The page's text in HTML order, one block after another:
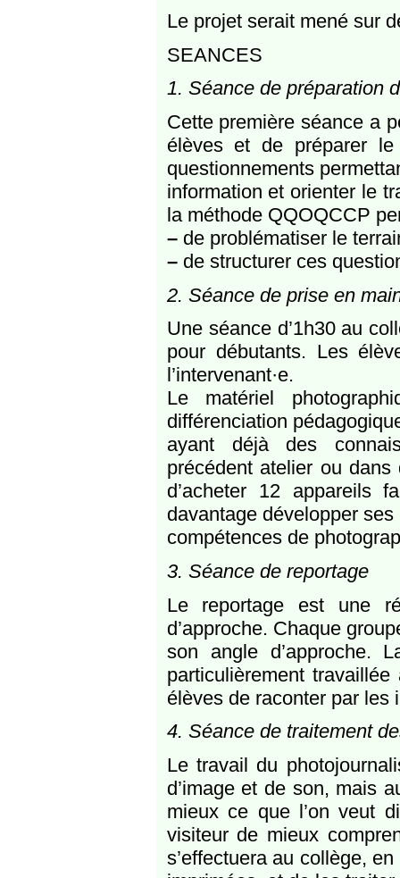
Le projet serait mené sur
SEANCES
1. Séance de préparation
Cette première séance a
élèves et de préparer
questionnements
information et orienter le
la méthode QQOQCCP
–de problématiser le
–de structurer ces
2. Séance de prise en
Une séance d’1h30 au
pour débutants. Les
l’intervenant·e.
Le matériel
différenciation
ayant déjà des
précédent atelier ou
d’acheter 12 appareils
davantage développer ses
compétences de
3. Séance de reportage
Le reportage est une
d’approche. Chaque
son angle d’approche.
particulièrement
élèves de raconter par les
4. Séance de traitement
Le travail du
d’image et de son, mais
mieux ce que l’on veut
visiteur de mieux
s’effectuera au collège,